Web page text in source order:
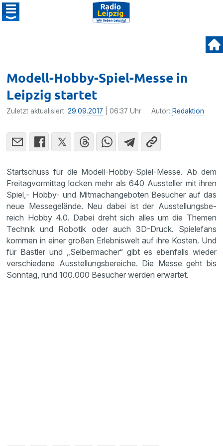
Modell-Hobby-Spiel-Messe in
Leipzig startet
Zuletzt aktualisiert:29.09.2017 | 06:37 Uhr Autor: Redaktion
Start­schuss für die Modell-Hobby-Spiel-Messe. Ab dem
Freitag­vor­mittag locken mehr als 640 Aussteller mit ihren
Spiel,- Hobby- und Mitmach­an­ge­boten Besucher auf das
neue Messe­ge­lände. Neu dabei ist der Ausstel­lungs­be­
reich Hobby 4.0. Dabei dreht sich alles um die Themen
Technik und Robotik oder auch 3D-Druck. Spiele­fans
kommen in einer großen Erleb­nis­welt auf ihre Kosten. Und
für Bastler und „Selber­ma­cher“ gibt es ebenfalls wieder
verschie­dene Ausstel­lungs­be­reiche. Die Messe geht bis
Sonntag, rund 100.000 Besucher werden erwartet.